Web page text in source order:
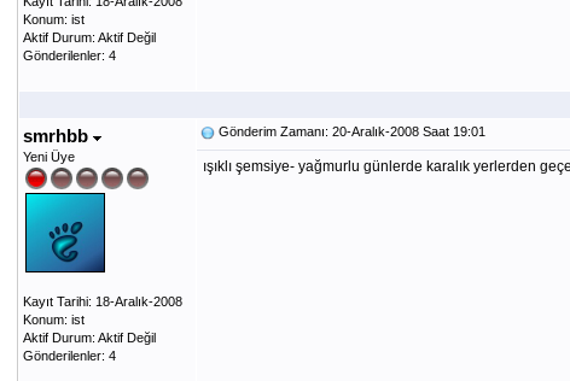
Konum: ist
Aktif Durum: Aktif Değil
Gönderilenler: 4
smrhbb
Yeni Üye
Kayıt Tarihi: 18-Aralık-2008
Konum: ist
Aktif Durum: Aktif Değil
Gönderilenler: 4
Gönderim Zamanı: 20-Aralık-2008 Saat 19:01
ışıklı şemsiye- yağmurlu günlerde karalık yerlerden